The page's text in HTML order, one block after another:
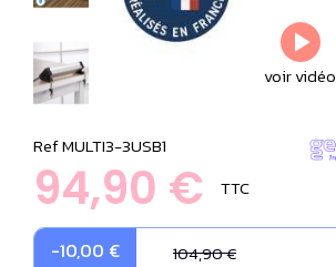
voir vidéo
RefMULTI3-3USB1
94,90 € TTC
-10,00 € 104,90 €